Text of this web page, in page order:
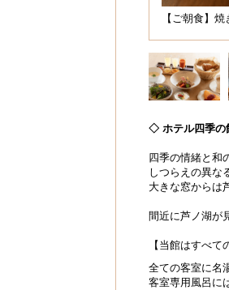
【ご朝食】
◇ ホテル四季の
四季の情緒と和
しつらえの異な
大きな窓からは
間近に芦ノ湖が
【当館はすべ
全ての客室に名
客室専用風呂に